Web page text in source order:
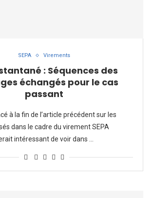
SEPA Virements
: Séquences des
échangés pour le cas
passant
à la fin de l’article précédent sur les
dans le cadre du virement SEPA
intéressant de voir dans …